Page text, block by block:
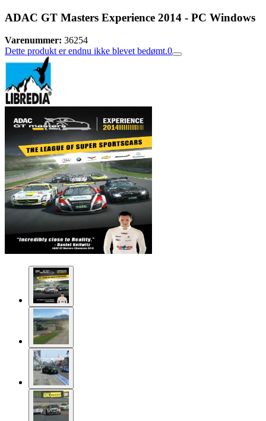
ADAC GT Masters Experience 2014 - PC Windows
Varenummer: 36254
Dette produkt er endnu ikke blevet bedømt.0